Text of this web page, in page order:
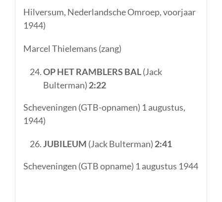
Hilversum, Nederlandsche Omroep, voorjaar
1944)
Marcel Thielemans (zang)
OP HET RAMBLERS BAL(Jack
Bulterman) 2:22
Scheveningen (GTB-opnamen) 1 augustus,
1944)
JUBILEUM (Jack Bulterman) 2:41
Scheveningen (GTB opname) 1 augustus 1944